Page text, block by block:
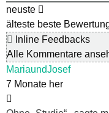
neuste
älteste beste
Inline Feedbacks
Alle Kommentare
MariaundJosef
7 Monate her